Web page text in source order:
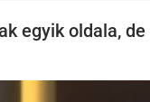
egyik oldala,